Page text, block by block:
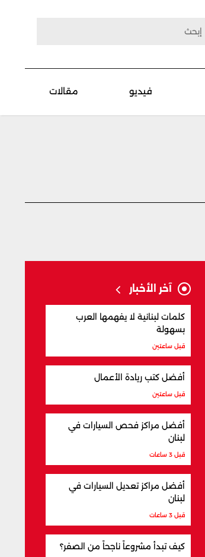
فيديو مقالات
آخر الأخبار
كلمات لبنانية لا يفهمها العرب
بسهولة
قبل ساعتين
أفضل كتب ريادة الأعمال
قبل ساعتين
أفضل مراكز فحص السيارات في
لبنان
قبل 3 ساعات
أفضل مراكز تعديل السيارات في
لبنان
قبل 3 ساعات
كيف تبدأ مشروعاً ناجحاً من الصفر؟